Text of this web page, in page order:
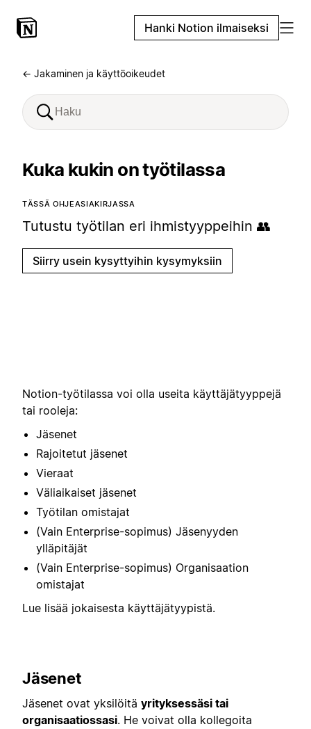
Hanki Notion ilmaiseksi
← Jakaminen ja käyttöoikeudet
Kuka kukin on työtilassa
TÄSSÄ OHJEASIAKIRJASSA
Tutustu työtilan eri ihmistyyppeihin 👥
Siirry usein kysyttyihin kysymyksiin
Notion-työtilassa voi olla useita käyttäjätyyppejä
tai rooleja:
Jäsenet
Rajoitetut jäsenet
Vieraat
Väliaikaiset jäsenet
Työtilan omistajat
(Vain Enterprise-sopimus) Jäsenyyden
ylläpitäjät
(Vain Enterprise-sopimus) Organisaation
omistajat
Lue lisää jokaisesta käyttäjätyypistä.
Jäsenet
Jäsenet ovat yksilöitä yrityksessäsi tai
organisaatiossasi. He voivat olla kollegoita